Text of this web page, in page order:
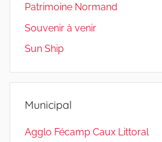
Patrimoine Normand
Souvenir à venir
Sun Ship
Municipal
Agglo Fécamp Caux Littoral